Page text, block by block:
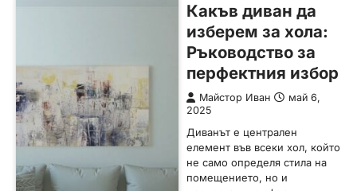
Какъв диван да
изберем за хола:
Ръководство за
перфектния избор
Майстор Иван
май 6,
2025
Диванът е централен
елемент във всеки хол, който
не само определя стила на
помещението, но и